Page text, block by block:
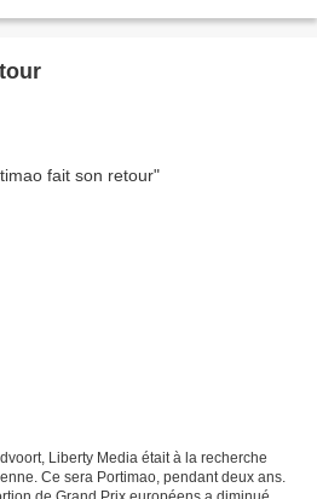
Liberty Media était à la recherche
Ce sera Portimao, pendant deux ans.